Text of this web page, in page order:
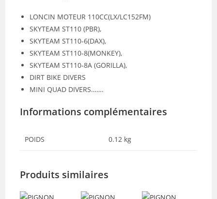
LONCIN MOTEUR 110CC(LX/LC152FM)
SKYTEAM ST110 (PBR),
SKYTEAM ST110-6(DAX),
SKYTEAM ST110-8(MONKEY),
SKYTEAM ST110-8A (GORILLA),
DIRT BIKE DIVERS
MINI QUAD DIVERS…….
Informations complémentaires
POIDS 0.12 kg
Produits similaires